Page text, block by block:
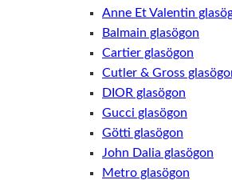
Anne Et Valentin
Balmain glasögon
Cartier glasögon
Cutler & Gross
DIOR glasögon
Gucci glasögon
Götti glasögon
John Dalia glasögon
Metro glasögon